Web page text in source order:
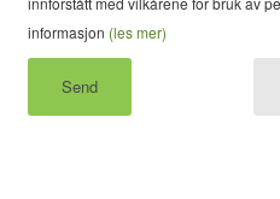
informasjon (les mer)